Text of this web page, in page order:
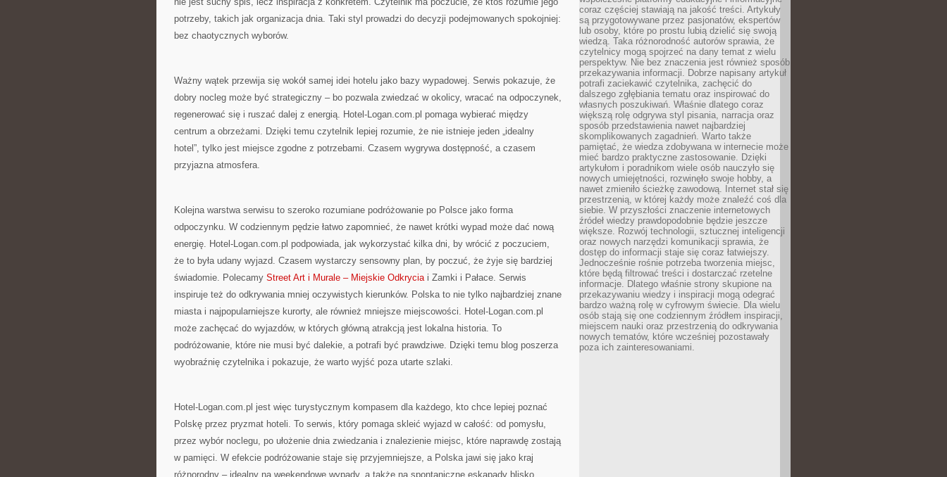
potrzeby, takich jak organizacja dnia. Taki styl prowadzi do decyzji podejmowanych spokojniej:
bez chaotycznych wyborów.
Ważny wątek przewija się wokół samej idei hotelu jako bazy wypadowej. Serwis pokazuje, że
dobry nocleg może być strategiczny – bo pozwala zwiedzać w okolicy, wracać na odpoczynek,
regenerować się i ruszać dalej z energią. Hotel-Logan.com.pl pomaga wybierać między
centrum a obrzeżami. Dzięki temu czytelnik lepiej rozumie, że nie istnieje jeden „idealny
hotel”, tylko jest miejsce zgodne z potrzebami. Czasem wygrywa dostępność, a czasem
przyjazna atmosfera.
Kolejna warstwa serwisu to szeroko rozumiane podróżowanie po Polsce jako forma
odpoczynku. W codziennym pędzie łatwo zapomnieć, że nawet krótki wypad może dać nową
energię. Hotel-Logan.com.pl podpowiada, jak wykorzystać kilka dni, by wrócić z poczuciem,
że to była udany wyjazd. Czasem wystarczy sensowny plan, by poczuć, że żyje się bardziej
świadomie. Polecamy Street Art i Murale – Miejskie Odkryciai Zamki i Pałace. Serwis
inspiruje też do odkrywania mniej oczywistych kierunków. Polska to nie tylko najbardziej znane
miasta i najpopularniejsze kurorty, ale również mniejsze miejscowości. Hotel-Logan.com.pl
może zachęcać do wyjazdów, w których główną atrakcją jest lokalna historia. To
podróżowanie, które nie musi być dalekie, a potrafi być prawdziwe. Dzięki temu blog poszerza
wyobraźnię czytelnika i pokazuje, że warto wyjść poza utarte szlaki.
Hotel-Logan.com.pl jest więc turystycznym kompasem dla każdego, kto chce lepiej poznać
Polskę przez pryzmat hoteli. To serwis, który pomaga skleić wyjazd w całość: od pomysłu,
przez wybór noclegu, po ułożenie dnia zwiedzania i znalezienie miejsc, które naprawdę zostają
w pamięci. W efekcie podróżowanie staje się przyjemniejsze, a Polska jawi się jako kraj
różnorodny – idealny na weekendowe wypady, a także na spontaniczne eskapady blisko
coraz częściej stawiają na jakość treści. Artykuły
są przygotowywane przez pasjonatów, ekspertów
lub osoby, które po prostu lubią dzielić się swoją
wiedzą. Taka różnorodność autorów sprawia, że
czytelnicy mogą spojrzeć na dany temat z wielu
perspektyw. Nie bez znaczenia jest również sposób
przekazywania informacji. Dobrze napisany artykuł
potrafi zaciekawić czytelnika, zachęcić do
dalszego zgłębiania tematu oraz inspirować do
własnych poszukiwań. Właśnie dlatego coraz
większą rolę odgrywa styl pisania, narracja oraz
sposób przedstawienia nawet najbardziej
skomplikowanych zagadnień. Warto także
pamiętać, że wiedza zdobywana w internecie może
mieć bardzo praktyczne zastosowanie. Dzięki
artykułom i poradnikom wiele osób nauczyło się
nowych umiejętności, rozwinęło swoje hobby, a
nawet zmieniło ścieżkę zawodową. Internet stał się
przestrzenią, w której każdy może znaleźć coś dla
siebie. W przyszłości znaczenie internetowych
źródeł wiedzy prawdopodobnie będzie jeszcze
większe. Rozwój technologii, sztucznej inteligencji
oraz nowych narzędzi komunikacji sprawia, że
dostęp do informacji staje się coraz łatwiejszy.
Jednocześnie rośnie potrzeba tworzenia miejsc,
które będą filtrować treści i dostarczać rzetelne
informacje. Dlatego właśnie strony skupione na
przekazywaniu wiedzy i inspiracji mogą odegrać
bardzo ważną rolę w cyfrowym świecie. Dla wielu
osób stają się one codziennym źródłem inspiracji,
miejscem nauki oraz przestrzenią do odkrywania
nowych tematów, które wcześniej pozostawały
poza ich zainteresowaniami.